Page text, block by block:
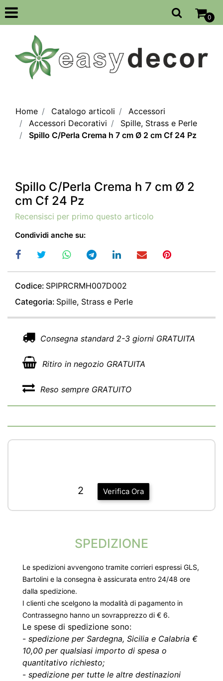
Open
0
Home Catalogo articoli
Accessori
Accessori Decorativi
Spille, Strass e Perle
Spillo C/Perla Crema h 7 cm Ø 2 cm Cf 24 Pz
Spillo C/Perla Crema h 7 cm Ø 2
cm Cf 24 Pz
Recensisci per primo questo articolo
Condividi anche su:
Codice: SPIPRCRMH007D002
Categoria: Spille, Strass e Perle
Consegna standard 2-3 giorni GRATUITA
Ritiro in negozio GRATUITA
Reso sempre GRATUITO
Verifica Ora
2
SPEDIZIONE
Le spedizioni avvengono tramite corrieri espressi GLS,
Bartolini e la consegna è assicurata entro 24/48 ore
dalla spedizione.
I clienti che scelgono la modalità di pagamento in
Contrassegno hanno un sovrapprezzo di € 6.
Le spese di spedizione sono:
- spedizione per Sardegna, Sicilia e Calabria €
10,00 per qualsiasi importo di spesa o
quantitativo richiesto;
- spedizione per tutte le altre destinazioni